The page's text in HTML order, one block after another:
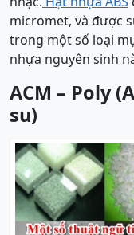
micromet, và được
trong một số loại
nhựa nguyên sinh
ACM – Poly
su)